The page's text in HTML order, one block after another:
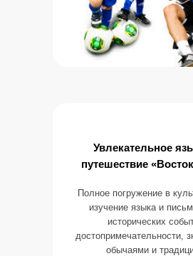
Увлекательное
путешествие
Полное погружение в
изучение языка и
исторических
достопримечательности,
обычаями и